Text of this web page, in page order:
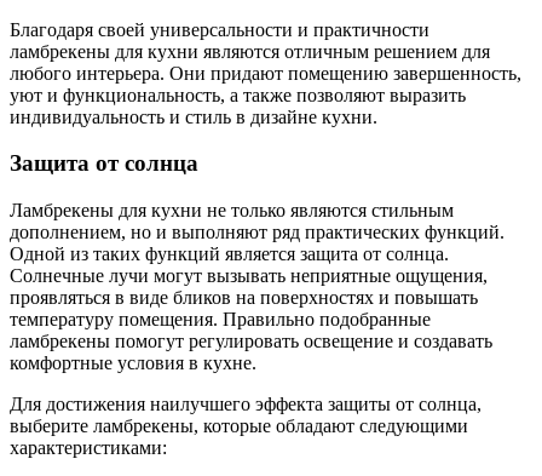
Благодаря своей универсальности и практичности
ламбрекены для кухни являются отличным решением для
любого интерьера. Они придают помещению завершенность,
уют и функциональность, а также позволяют выразить
индивидуальность и стиль в дизайне кухни.
Защита от солнца
Ламбрекены для кухни не только являются стильным
дополнением, но и выполняют ряд практических функций.
Одной из таких функций является защита от солнца.
Солнечные лучи могут вызывать неприятные ощущения,
проявляться в виде бликов на поверхностях и повышать
температуру помещения. Правильно подобранные
ламбрекены помогут регулировать освещение и создавать
комфортные условия в кухне.
Для достижения наилучшего эффекта защиты от солнца,
выберите ламбрекены, которые обладают следующими
характеристиками: